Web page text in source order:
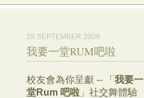
28 SEPTEMBER 2009
我要一堂RUM吧啦
校友會為你呈獻 -- 「我要一
堂Rum 吧啦 」社交舞體驗